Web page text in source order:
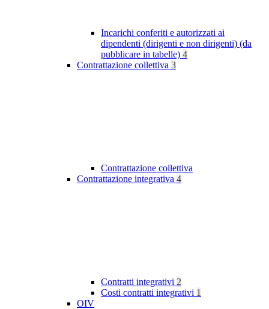
Incarichi conferiti e autorizzati ai
dipendenti (dirigenti e non dirigenti) (da
pubblicare in tabelle) 4
Contrattazione collettiva 3
Contrattazione collettiva
Contrattazione integrativa 4
Contratti integrativi 2
Costi contratti integrativi 1
OIV